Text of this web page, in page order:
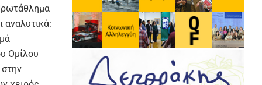
αναλυτικά:
Ομίλου